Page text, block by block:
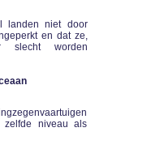
landen niet door
en dat ze,
slecht worden
niveau als